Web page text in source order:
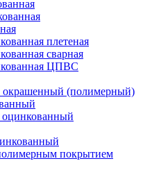
плетеная
сварная
ЦПВС
окрашенный (полимерный)
покрытием